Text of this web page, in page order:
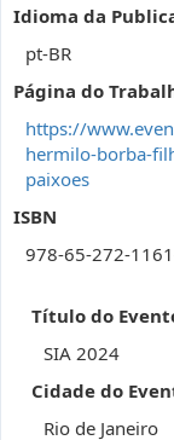
Idioma da
pt-BR
Página do
https://
hermilo-borba-
paixoes
ISBN
978-65-272-
Título do
SIA 2024
Cidade do
Rio de Janeiro